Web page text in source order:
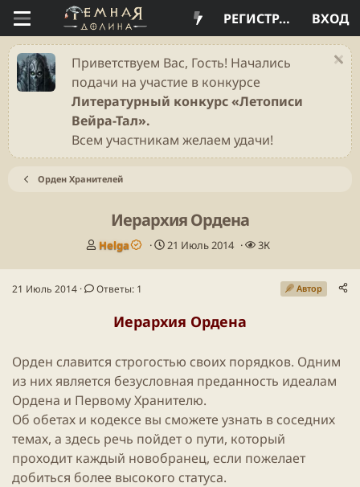
ВХОД
РЕГИСТРАЦИЯ
Приветствуем Вас, Гость! Начались
подачи на участие в конкурсе
Литературный конкурс «Летописи
Вейра-Тал».
Всем участникам желаем удачи!
Орден Хранителей
Иерархия Ордена
А
о
ы
Helga
Д
а
л
а
21 Июль 2014
П
ы
3К
21 Июль 2014 Ответы: 1 Автор
Иерархия Ордена
Орден славится строгостью своих порядков. Одним
из них является безусловная преданность идеалам
Ордена и Первому Хранителю.
Об обетах и кодексе вы сможете узнать в соседних
темах, а здесь речь пойдет о пути, который
проходит каждый новобранец, если пожелает
добиться более высокого статуса.